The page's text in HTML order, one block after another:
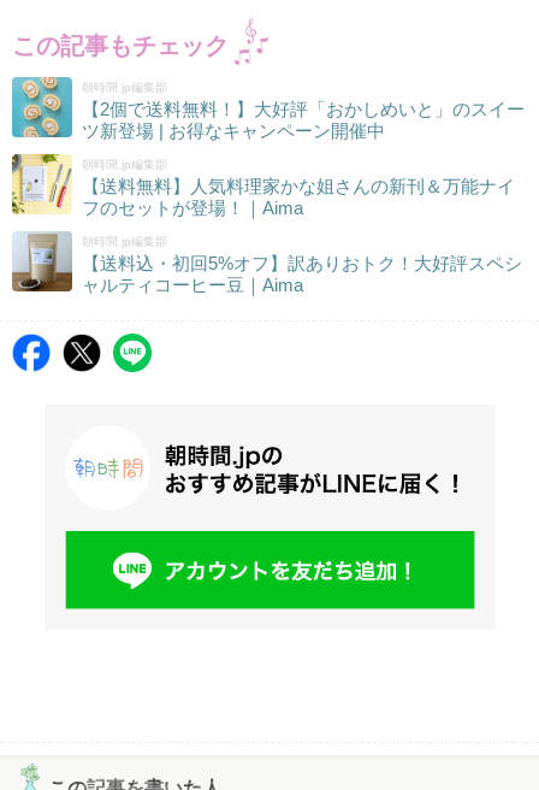
この記事もチェック
朝時間.jp編集部
【2個で送料無料！】大好評「おかしめいと」のスイー
ツ新登場 | お得なキャンペーン開催中
朝時間.jp編集部
【送料無料】人気料理家かな姐さんの新刊＆万能ナイ
フのセットが登場！｜Aima
朝時間.jp編集部
【送料込・初回5%オフ】訳ありおトク！大好評スペシ
ャルティコーヒー豆｜Aima